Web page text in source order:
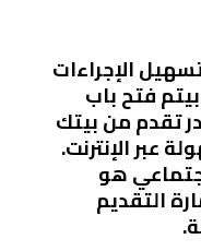
لتسهيل الإجراءات
فتح باب
تقدم من بيتك
عبر الإنترنت.
هو
التقديم